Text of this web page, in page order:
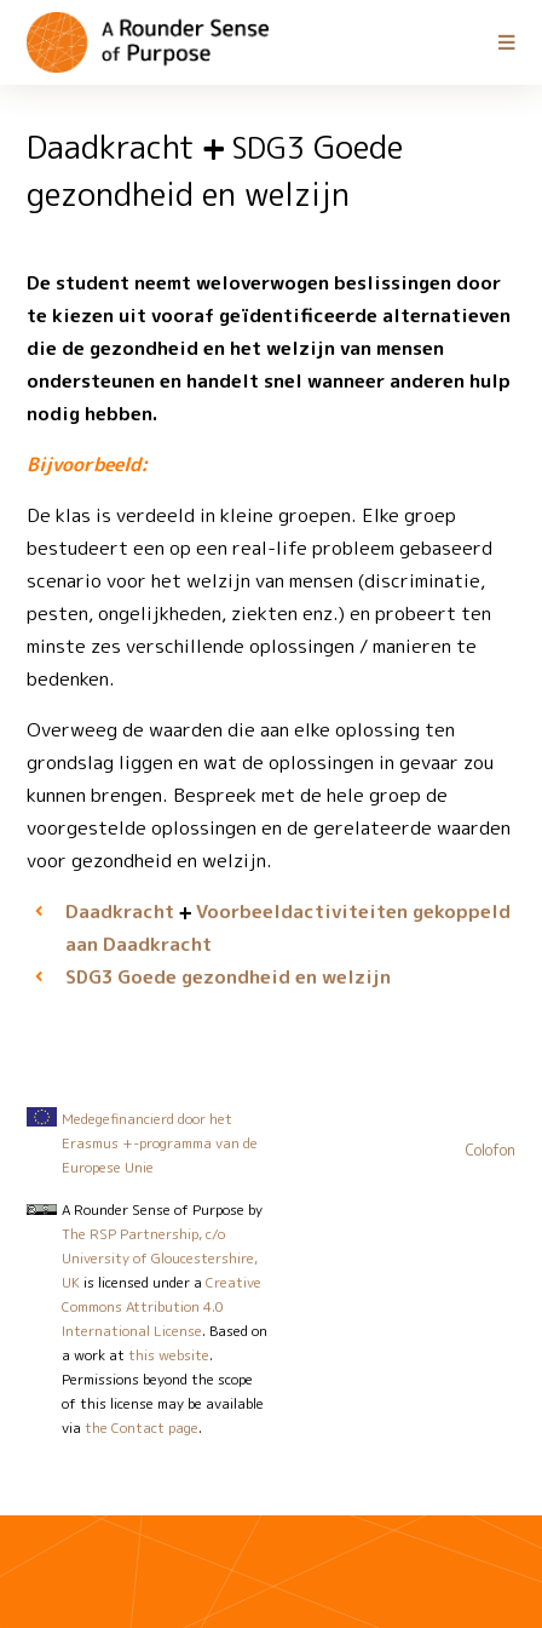
Daadkracht SDG3 Goede
gezondheid en welzijn
De student neemt weloverwogen beslissingen door
te kiezen uit vooraf geïdentificeerde alternatieven
die de gezondheid en het welzijn van mensen
ondersteunen en handelt snel wanneer anderen hulp
nodig hebben.
Bijvoorbeeld:
De klas is verdeeld in kleine groepen. Elke groep
bestudeert een op een real-life probleem gebaseerd
scenario voor het welzijn van mensen (discriminatie,
pesten, ongelijkheden, ziekten enz.) en probeert ten
minste zes verschillende oplossingen / manieren te
bedenken.
Overweeg de waarden die aan elke oplossing ten
grondslag liggen en wat de oplossingen in gevaar zou
kunnen brengen. Bespreek met de hele groep de
voorgestelde oplossingen en de gerelateerde waarden
voor gezondheid en welzijn.
Daadkracht
Voorbeeld­activiteiten gekoppeld
aan Daadkracht
SDG3 Goede gezondheid en welzijn
Medegefinancierd door het
Erasmus +-programma van de
Europese Unie
A Rounder Sense of Purpose by
The RSP Partnership, c/o
University of Gloucestershire,
UK is licensed under aCreative
Commons Attribution 4.0
International License. Based on
a work at this website.
Permissions beyond the scope
of this license may be available
via the Contact page.
Colofon